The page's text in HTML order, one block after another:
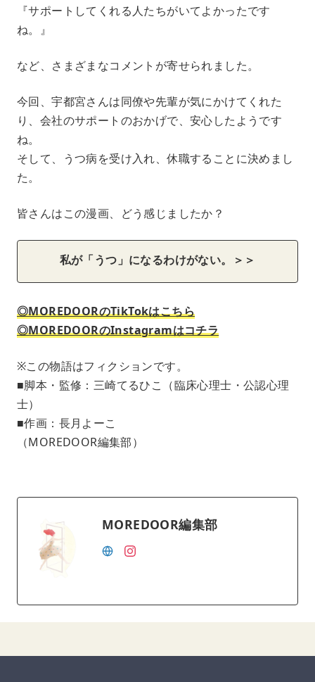
『サポートしてくれる人たちがいてよかったです
ね。』
など、さまざまなコメントが寄せられました。
今回、宇都宮さんは同僚や先輩が気にかけてくれた
り、会社のサポートのおかげで、安心したようです
ね。
そして、うつ病を受け入れ、休職することに決めまし
た。
皆さんはこの漫画、どう感じましたか？
私が「うつ」になるわけがない。＞＞
◎MOREDOORのTikTokはこちら
◎MOREDOORのInstagramはコチラ
※この物語はフィクションです。
■脚本・監修：三崎てるひこ（臨床心理士・公認心理
士）
■作画：長月よーこ
（MOREDOOR編集部）
MOREDOOR編集部